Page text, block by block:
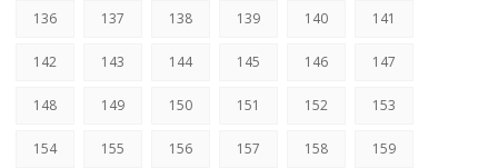
136 137 138 139 140 141
142 143 144 145 146 147
148 149 150 151 152 153
154 155 156 157 158 159